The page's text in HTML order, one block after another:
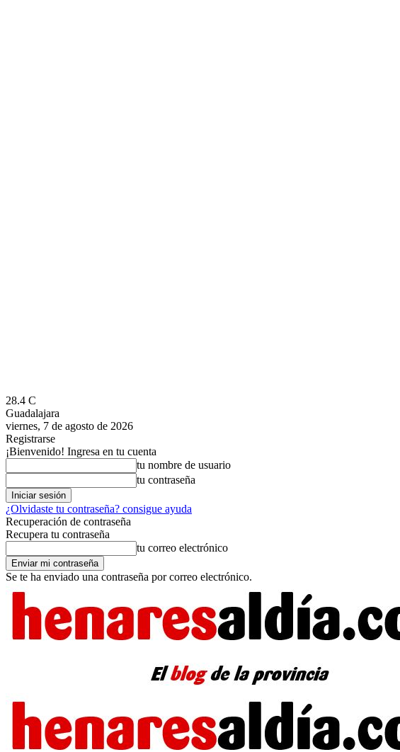
28.4 C
Guadalajara
viernes, 7 de agosto de 2026
Registrarse
¡Bienvenido! Ingresa en tu cuenta
tu nombre de usuario
tu contraseña
¿Olvidaste tu contraseña? consigue ayuda
Recuperación de contraseña
Recupera tu contraseña
tu correo electrónico
Se te ha enviado una contraseña por correo electrónico.